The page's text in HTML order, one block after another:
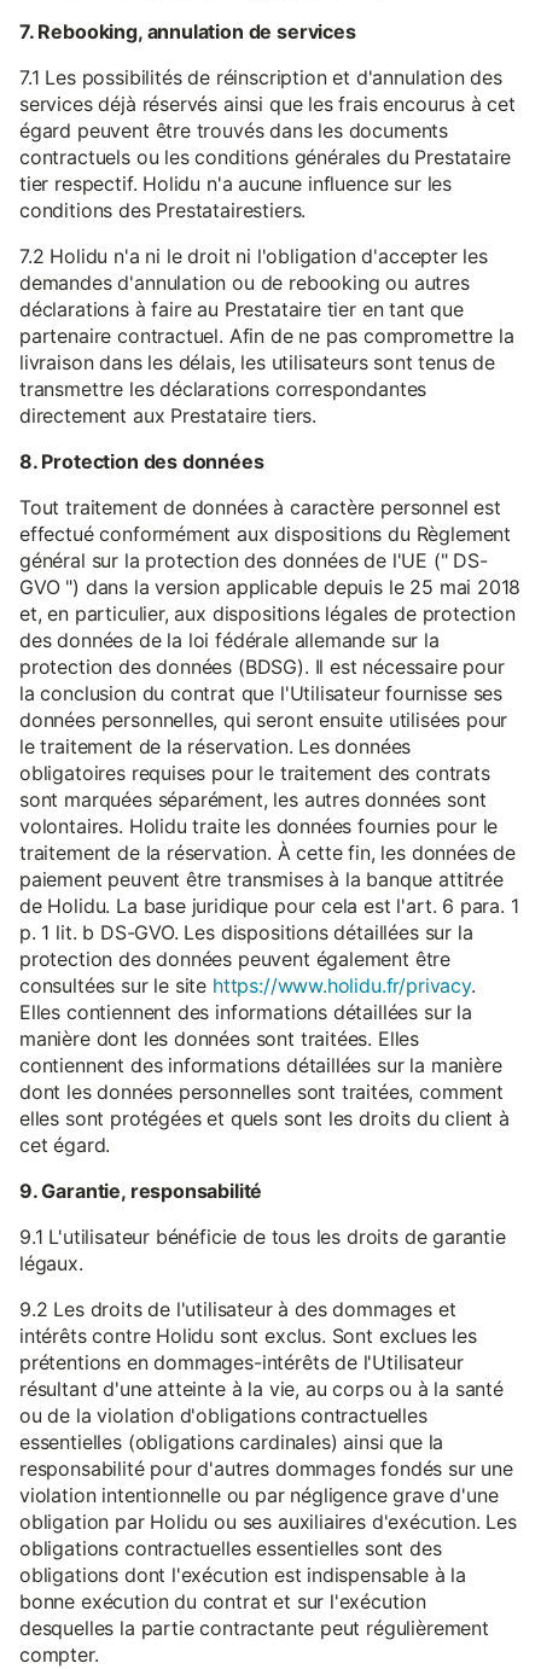
7. Rebooking, annulation de services
7.1 Les possibilités de réinscription et d'annulation des
services déjà réservés ainsi que les frais encourus à cet
égard peuvent être trouvés dans les documents
contractuels ou les conditions générales du Prestataire
tier respectif. Holidu n'a aucune influence sur les
conditions des Prestatairestiers.
7.2 Holidu n'a ni le droit ni l'obligation d'accepter les
demandes d'annulation ou de rebooking ou autres
déclarations à faire au Prestataire tier en tant que
partenaire contractuel. Afin de ne pas compromettre la
livraison dans les délais, les utilisateurs sont tenus de
transmettre les déclarations correspondantes
directement aux Prestataire tiers.
8. Protection des données
Tout traitement de données à caractère personnel est
effectué conformément aux dispositions du Règlement
général sur la protection des données de l'UE (" DS-
GVO ") dans la version applicable depuis le 25 mai 2018
et, en particulier, aux dispositions légales de protection
des données de la loi fédérale allemande sur la
protection des données (BDSG). Il est nécessaire pour
la conclusion du contrat que l'Utilisateur fournisse ses
données personnelles, qui seront ensuite utilisées pour
le traitement de la réservation. Les données
obligatoires requises pour le traitement des contrats
sont marquées séparément, les autres données sont
volontaires. Holidu traite les données fournies pour le
traitement de la réservation. À cette fin, les données de
paiement peuvent être transmises à la banque attitrée
de Holidu. La base juridique pour cela est l'art. 6 para. 1
p. 1 lit. b DS-GVO. Les dispositions détaillées sur la
protection des données peuvent également être
consultées sur le site https://www.holidu.fr/privacy.
Elles contiennent des informations détaillées sur la
manière dont les données sont traitées. Elles
contiennent des informations détaillées sur la manière
dont les données personnelles sont traitées, comment
elles sont protégées et quels sont les droits du client à
cet égard.
9. Garantie, responsabilité
9.1 L'utilisateur bénéficie de tous les droits de garantie
légaux.
9.2 Les droits de l'utilisateur à des dommages et
intérêts contre Holidu sont exclus. Sont exclues les
prétentions en dommages-intérêts de l'Utilisateur
résultant d'une atteinte à la vie, au corps ou à la santé
ou de la violation d'obligations contractuelles
essentielles (obligations cardinales) ainsi que la
responsabilité pour d'autres dommages fondés sur une
violation intentionnelle ou par négligence grave d'une
obligation par Holidu ou ses auxiliaires d'exécution. Les
obligations contractuelles essentielles sont des
obligations dont l'exécution est indispensable à la
bonne exécution du contrat et sur l'exécution
desquelles la partie contractante peut régulièrement
compter.